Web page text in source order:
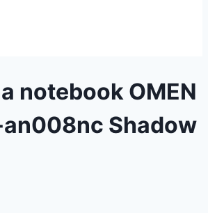
notebook OMEN
an008nc Shadow